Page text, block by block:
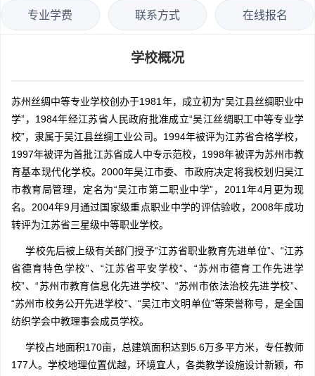
专业学费 联系方式 在线报名
学校概况
苏州丝绸中等专业学校创办于1981年，成立初为“吴江县丝绸职业中
学”，1984年经江苏省人民政府批准成立“吴江丝绸职工中等专业学
校”，隶属于吴江县丝绸工业公司。1994年被评为江苏省合格学校，
1997年被评为首批江苏省成人中专示范校，1998年被评为苏州市教
育基本现代化学校。2000年吴江市委、市政府决定将我校划归吴江
市教育局管理，定名为“吴江市第二职业中学”，2011年4月更为现
名。2004年9月通过国家级重点职业中学的评估验收，2008年成功
转评为江苏省三星级中等职业学校。
学校先后被上级有关部门授予“江苏省职业教育先进单位”、“江苏
省德育特色学校”、“江苏省平安学校”、“苏州市德育工作先进学
校”、“苏州市教育信息化先进学校”、“苏州市依法治校先进学校”、
“苏州市校务公开先进学校”、“吴江市文明单位”等荣誉称号，是全国
纺织学会中教理事会成员学校。
学校占地面积170亩，总建筑面积达到5.6万多平方米，专任教师
177人。学校地理位置优越，环境宜人，各类教学设施设计新颖，布